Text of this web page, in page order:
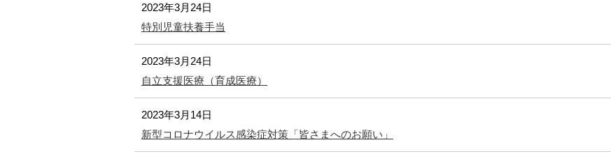
2023年3月24日
特別児童扶養手当
2023年3月24日
自立支援医療（育成医療）
2023年3月14日
新型コロナウイルス感染症対策「皆さまへのお願い」